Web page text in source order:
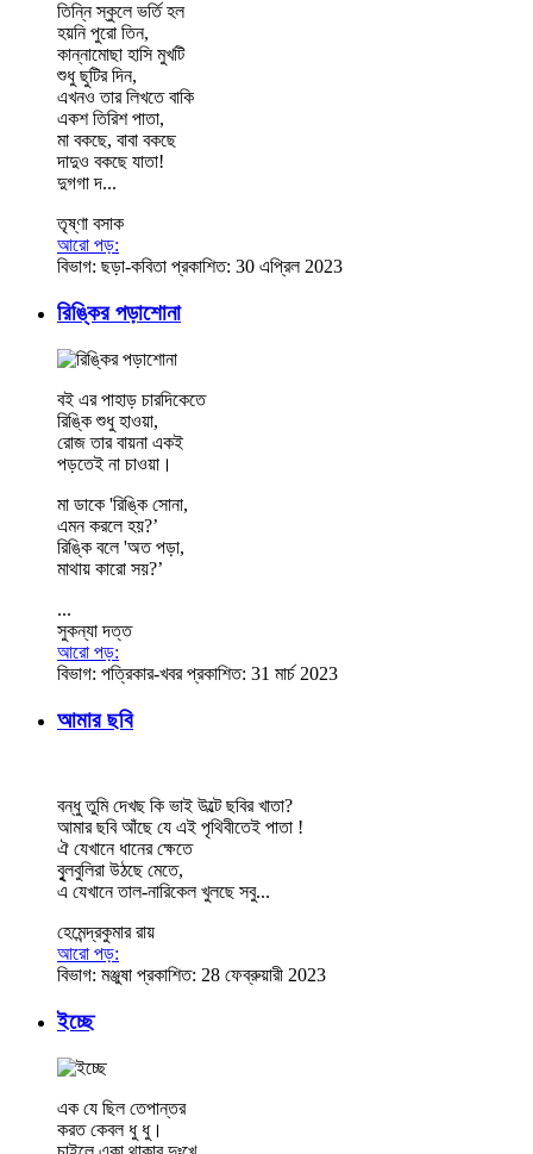
তিন্নি স্কুলে ভর্তি হল
হয়নি পুরো তিন,
কান্নামোছা হাসি মুখটি
শুধু ছুটির দিন,
এখনও তার লিখতে বাকি
একশ তিরিশ পাতা,
মা বকছে, বাবা বকছে
দাদুও বকছে যাতা!
দুগগা দ...
তৃষ্ণা বসাক
আরো পড়:
বিভাগ: ছড়া-কবিতা প্রকাশিত: 30 এপ্রিল 2023
রিঙ্কির পড়াশোনা
বই এর পাহাড় চারদিকেতে
রিঙ্কি শুধু হাওয়া,
রোজ তার বায়না একই
পড়তেই না চাওয়া।
মা ডাকে 'রিঙ্কি সোনা,
এমন করলে হয়?’
রিঙ্কি বলে 'অত পড়া,
মাথায় কারো সয়?’
...
সুকন্যা দত্ত
আরো পড়:
বিভাগ: পত্রিকার-খবর প্রকাশিত: 31 মার্চ 2023
আমার ছবি
বন্ধু তুমি দেখছ কি ভাই উল্টে ছবির খাতা?
আমার ছবি আঁছে যে এই পৃথিবীতেই পাতা !
ঐ যেখানে ধানের ক্ষেতে
বৃুলবুলিরা উঠছে মেতে,
এ যেখানে তাল-নারিকেল খুলছে সবু...
হেমেন্দ্রকুমার রায়
আরো পড়:
বিভাগ: মঞ্জুষা প্রকাশিত: 28 ফেব্রুয়ারী 2023
ইচ্ছে
এক যে ছিল তেপান্তর
করত কেবল ধু ধু।